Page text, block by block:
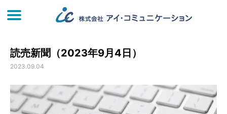
読売新聞（2023年9月4日）
2023.09.04